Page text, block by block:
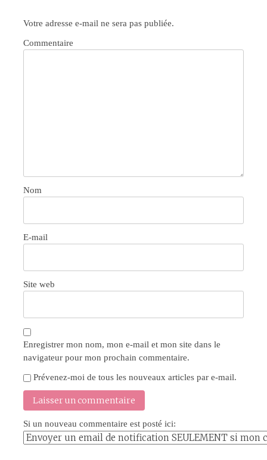
Votre adresse e-mail ne sera pas publiée.
Commentaire
Nom
E-mail
Site web
Enregistrer mon nom, mon e-mail et mon site dans le
navigateur pour mon prochain commentaire.
Prévenez-moi de tous les nouveaux articles par e-mail.
Si un nouveau commentaire est posté ici: